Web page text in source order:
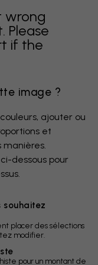
wrong
Please
if the
image ?
ajouter ou
et
dessous pour
souhaitez
placer des sélections
modifier.
pour un montant de